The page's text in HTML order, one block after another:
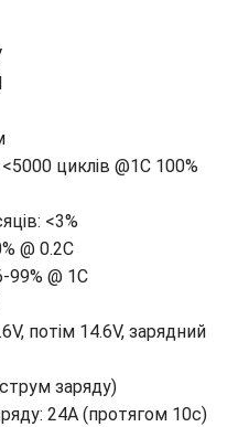
циклів @1C 100%
<3%
@ 0.2C
99% @ 1C
потім 14.6V, зарядний
заряду)
24A (протягом 10с)